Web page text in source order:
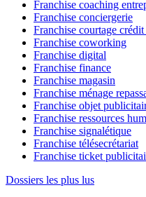
Franchise coaching
Franchise conciergerie
Franchise courtage
Franchise coworking
Franchise digital
Franchise finance
Franchise magasin
Franchise ménage
Franchise objet
Franchise ressources
Franchise signalétique
Franchise télésecrétariat
Franchise ticket
Dossiers les plus lus